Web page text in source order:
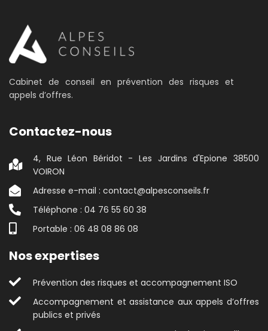
Cabinet de conseil en prévention des risques et
appels d’offres.
Contactez-nous
4, Rue Léon Béridot - Les Jardins d'Epione 38500
VOIRON
Adresse e-mail : contact@alpesconseils.fr
Téléphone : 04 76 55 60 38
Portable : 06 48 08 86 08
Nos expertises
Prévention des risques et accompagnement ISO
Accompagnement et assistance aux appels d’offres
publics et privés